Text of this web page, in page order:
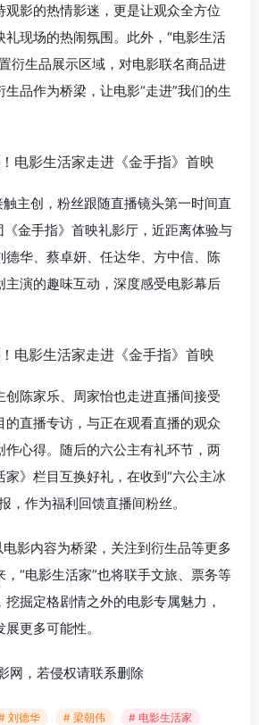
观影的热情影迷，更是让观众全方位
礼现场的热闹氛围。此外，“电影生活
衍生品展示区域，对电影联名商品进
品作为桥梁，让电影“走进”我们的生
触主创，粉丝跟随直播镜头第一时间直
金手指》首映礼影厅，近距离体验与
德华、蔡卓妍、任达华、方中信、陈
主演的趣味互动，深度感受电影幕后
创陈家乐、周家怡也走进直播间接受
的直播专访，与正在观看直播的观众
作心得。随后的六公主有礼环节，两
》栏目互换好礼，在收到“六公主冰
，作为福利回馈直播间粉丝。
电影内容为桥梁，关注到衍生品等更多
“电影生活家”也将联手文旅、票务等
掘定格剧情之外的电影专属魅力，
更多可能性。
网，若侵权请联系删除
刘德华 # 梁朝伟
# 电影生活家